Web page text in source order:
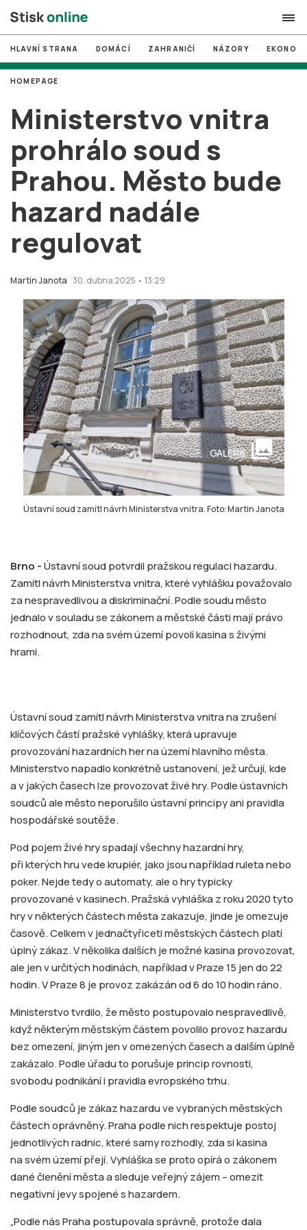
search
# MUNI
# Brno
# volby
login PŘIHLÁSIT SE
Zapomněli jste heslo?
HLAVNÍ STRANA DOMÁCÍ ZAHRANIČÍ NÁZORY
Ministerstvo vnitra
prohrálo soud s
Prahou. Město bude
hazard nadále
regulovat
Martin Janota 30. dubna 2025 • 13:29
HOMEPAGE
Ústavní soud zamítl návrh Ministerstva vnitra. Foto: Martin Janota
GALERIE collections
Brno -Ústavní soud potvrdil pražskou regulaci hazardu.
Zamítl návrh Ministerstva vnitra, které vyhlášku považovalo
za nespravedlivou a diskriminační. Podle soudu město
jednalo v souladu se zákonem a městské části mají právo
rozhodnout, zda na svém území povolí kasina s živými
hrami.
Ústavní soud zamítl návrh Ministerstva vnitra na zrušení
klíčových částí pražské vyhlášky, která upravuje
provozování hazardních her na území hlavního města.
Ministerstvo napadlo konkrétně ustanovení, jež určují, kde
a v jakých časech lze provozovat živé hry. Podle ústavních
soudců ale město neporušilo ústavní principy ani pravidla
hospodářské soutěže.
Pod pojem živé hry spadají všechny hazardní hry,
při kterých hru vede krupiér, jako jsou například ruleta nebo
poker. Nejde tedy o automaty, ale o hry typicky
provozované v kasinech. Pražská vyhláška z roku 2020 tyto
hry v některých částech města zakazuje, jinde je omezuje
časově. Celkem v jednačtyřiceti městských částech platí
úplný zákaz. V několika dalších je možné kasina provozovat,
ale jen v určitých hodinách, například v Praze 15 jen do 22
hodin. V Praze 8 je provoz zakázán od 6 do 10 hodin ráno.
Ministerstvo tvrdilo, že město postupovalo nespravedlivě,
když některým městským částem povolilo provoz hazardu
bez omezení, jiným jen v omezených časech a dalším úplně
zakázalo. Podle úřadu to porušuje princip rovnosti,
svobodu podnikání i pravidla evropského trhu.
Podle soudců je zákaz hazardu ve vybraných městských
částech oprávněný. Praha podle nich respektuje postoj
jednotlivých radnic, které samy rozhodly, zda si kasina
na svém území přejí. Vyhláška se proto opírá o zákonem
dané členění města a sleduje veřejný zájem –⁠⁠⁠⁠⁠⁠ omezit
negativní jevy spojené s hazardem.
„Podle nás Praha postupovala správně, protože dala